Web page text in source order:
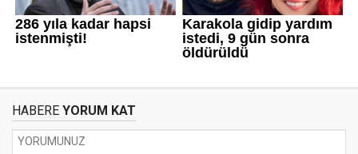
HABERE YORUM KAT